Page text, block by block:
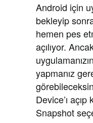
Android için
bekleyip
hemen pes
açılıyor.
yapmanız
Device’ı
Snapshot